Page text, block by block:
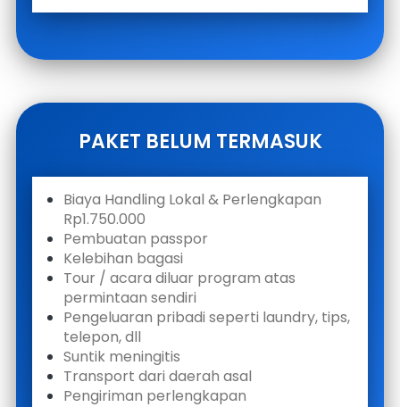
PAKET BELUM TERMASUK
Biaya Handling Lokal & Perlengkapan
Rp1.750.000
Pembuatan passpor
Kelebihan bagasi
Tour / acara diluar program atas
permintaan sendiri
Pengeluaran pribadi seperti laundry, tips,
telepon, dll
Suntik meningitis
Transport dari daerah asal
Pengiriman perlengkapan